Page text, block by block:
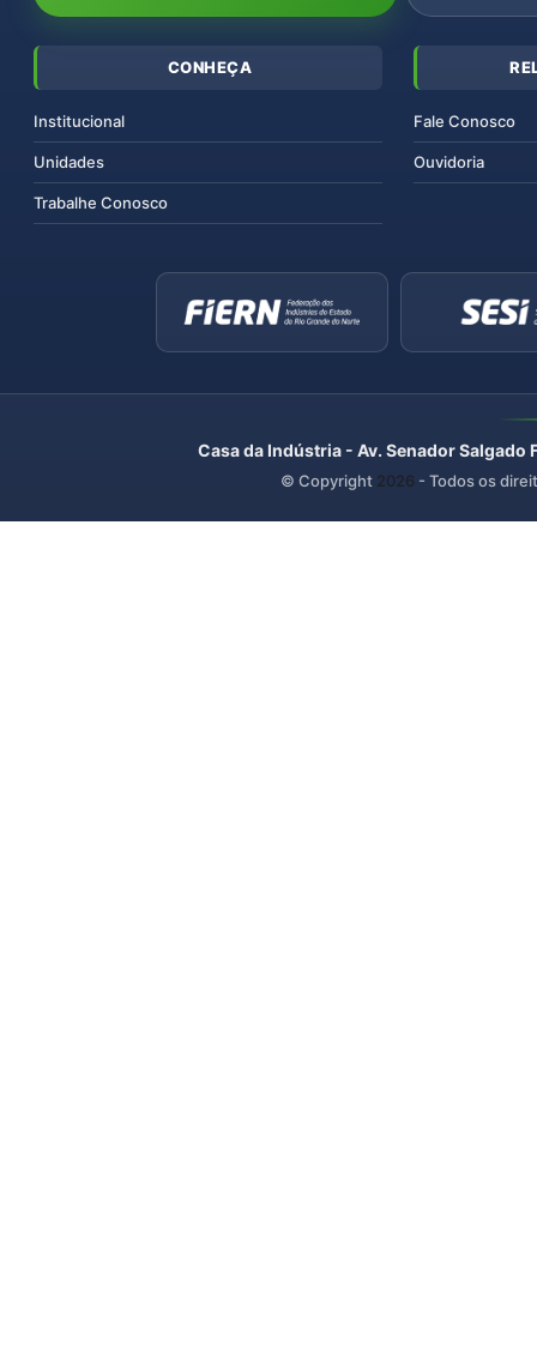
CONHEÇA
Institucional
Unidades
Trabalhe Conosco
Fale Conosco
Ouvidoria
Casa da Indústria - Av. Senador
© Copyright 2026 - Todos os